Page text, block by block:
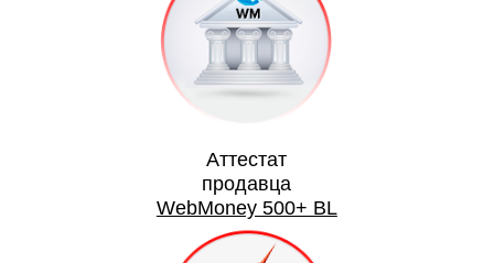
Аттестат
продавца
WebMoney 500+ BL